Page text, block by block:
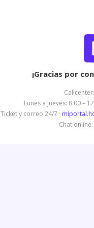
¡Gracias por
Callcenter:
Lunes a Jueves: 8:00 –
Ticket y correo 24/7 ·
Chat